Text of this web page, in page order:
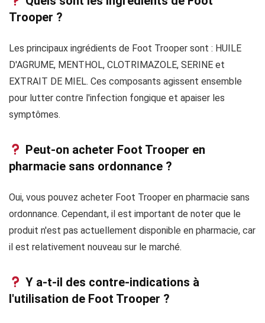
Trooper ?
Les principaux ingrédients de Foot Trooper sont : HUILE
D'AGRUME, MENTHOL, CLOTRIMAZOLE, SERINE et
EXTRAIT DE MIEL. Ces composants agissent ensemble
pour lutter contre l'infection fongique et apaiser les
symptômes.
Peut-on acheter Foot Trooper en
pharmacie sans ordonnance ?
Oui, vous pouvez acheter Foot Trooper en pharmacie sans
ordonnance. Cependant, il est important de noter que le
produit n'est pas actuellement disponible en pharmacie, car
il est relativement nouveau sur le marché.
Y a-t-il des contre-indications à
l'utilisation de Foot Trooper ?